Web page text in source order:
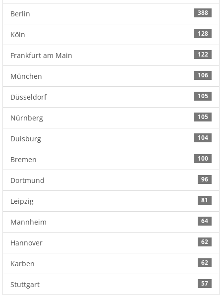
388
Berlin
128
Köln
122
Frankfurt am Main
106
München
105
Düsseldorf
105
Nürnberg
104
Duisburg
100
Bremen
96
Dortmund
81
Leipzig
64
Mannheim
62
Hannover
62
Karben
57
Stuttgart